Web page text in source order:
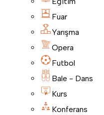
Fuar
Yarışma
Opera
Futbol
Bale - Dans
Kurs
Konferans